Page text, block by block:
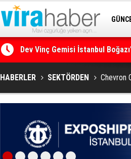
Dev Vinç Gemisi İstanbul
Ege Denizi’nin En Büyük Mercan
HABERLER SEKTÖRDEN Chevron